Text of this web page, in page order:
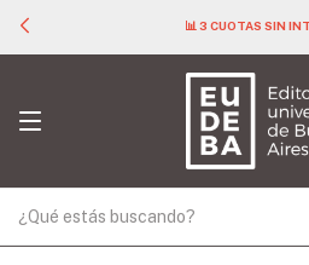
📊 3 CUOTAS SIN